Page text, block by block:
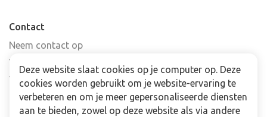
Contact
Neem contact op
Veelgestelde vragen
Verkooppunten
Nieuwsbrief
Deze website slaat cookies op je computer op. Deze
cookies worden gebruikt om je website-ervaring te
verbeteren en om je meer gepersonaliseerde diensten
aan te bieden, zowel op deze website als via andere